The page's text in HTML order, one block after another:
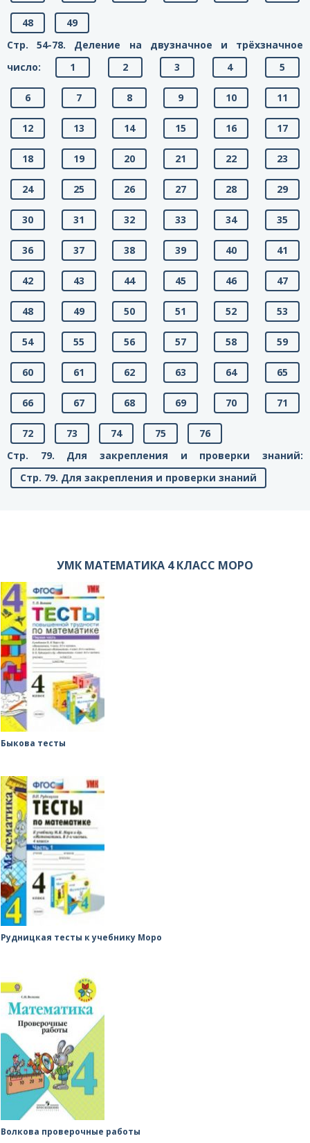
48
49
Стр. 54-78. Деление на двузначное и трёхзначное
число:
1 2 3 4 5
6 7 8 9 10 11
12 13 14 15 16 17
18 19 20 21 22 23
24 25 26 27 28 29
30 31 32 33 34 35
36 37 38 39 40 41
42 43 44 45 46 47
48 49 50 51 52 53
54 55 56 57 58 59
60 61 62 63 64 65
66 67 68 69 70 71
72 73 74 75
76
Стр. 79. Для закрепления и проверки знаний:
Стр. 79. Для закрепления и проверки знаний
УМК МАТЕМАТИКА 4 КЛАСС МОРО
Быкова тесты
Рудницкая тесты к учебнику Моро
Волкова проверочные работы